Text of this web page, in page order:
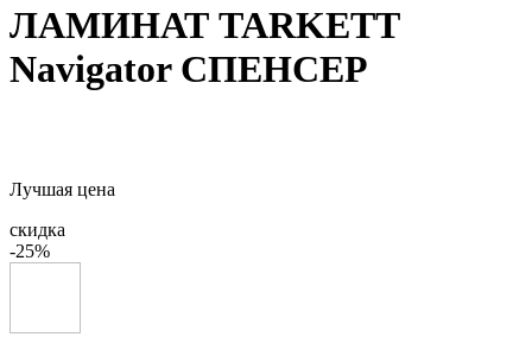
ЛАМИНАТ TARKETT
Navigator СПЕНСЕР
Лучшая цена
скидка
-25%